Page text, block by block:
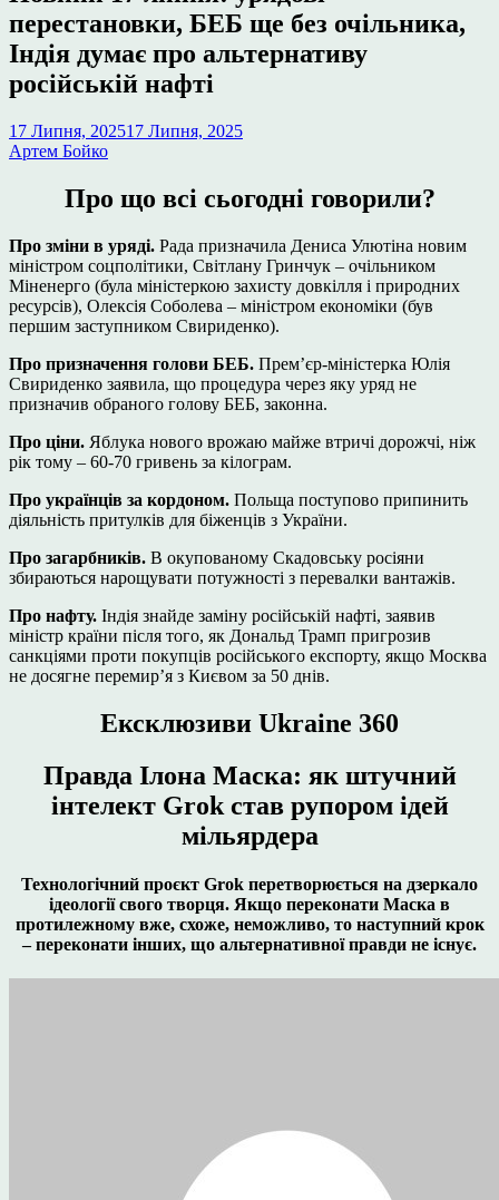
перестановки, БЕБ ще без очільника,
Індія думає про альтернативу
російській нафті
17 Липня, 202517 Липня, 2025
Артем Бойко
Про що всі сьогодні говорили?
Про зміни в уряді. Рада призначила Дениса Улютіна новим
міністром соцполітики, Світлану Гринчук – очільником
Міненерго (була міністеркою захисту довкілля і природних
ресурсів), Олексія Соболева – міністром економіки (був
першим заступником Свириденко).
Про призначення голови БЕБ. Премʼєр-міністерка Юлія
Свириденко заявила, що процедура через яку уряд не
призначив обраного голову БЕБ, законна.
Про ціни. Яблука нового врожаю майже втричі дорожчі, ніж
рік тому – 60-70 гривень за кілограм.
Про українців за кордоном. Польща поступово припинить
діяльність притулків для біженців з України.
Про загарбників. В окупованому Скадовську росіяни
збираються нарощувати потужності з перевалки вантажів.
Про нафту. Індія знайде заміну російській нафті, заявив
міністр країни після того, як Дональд Трамп пригрозив
санкціями проти покупців російського експорту, якщо Москва
не досягне перемир’я з Києвом за 50 днів.
Ексклюзиви Ukraine 360
Правда Ілона Маска: як штучний
інтелект Grok став рупором ідей
мільярдера
Технологічний проєкт Grok перетворюється на дзеркало
ідеології свого творця. Якщо переконати Маска в
протилежному вже, схоже, неможливо, то наступний крок
– переконати інших, що альтернативної правди не існує.